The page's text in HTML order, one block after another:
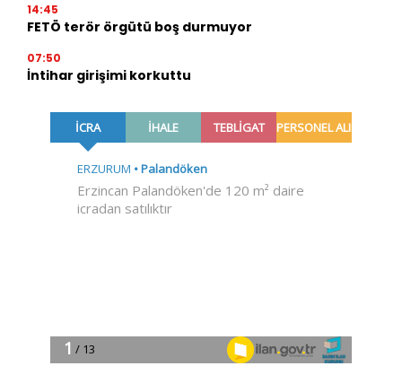
14:45
FETÖ terör örgütü boş durmuyor
07:50
İntihar girişimi korkuttu